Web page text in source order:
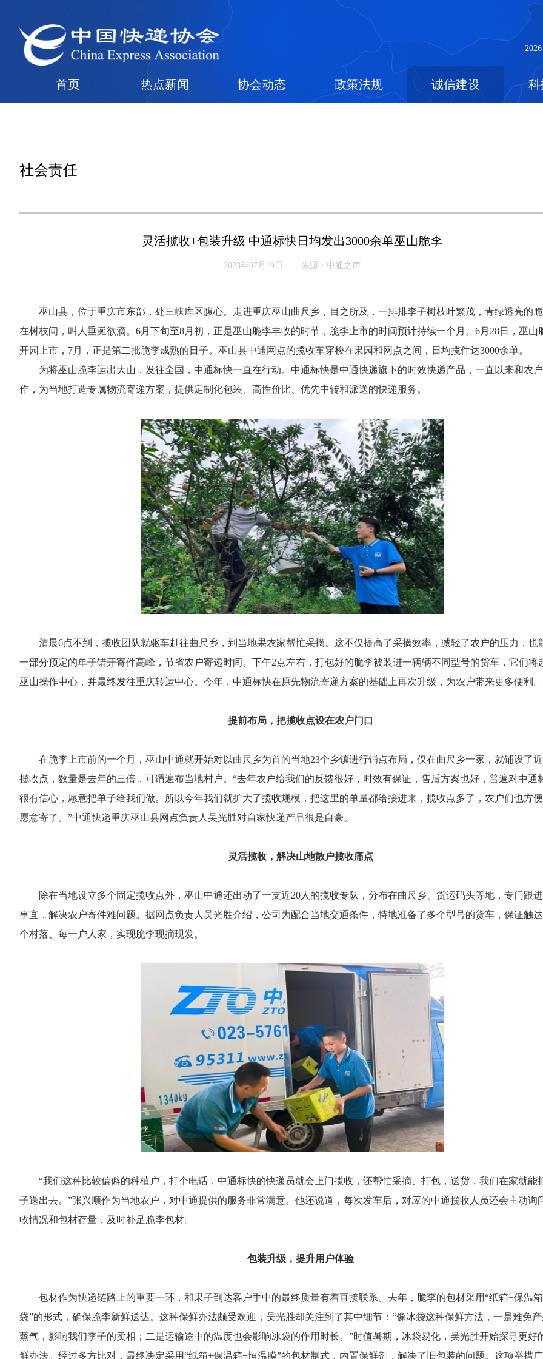
首页 热点新闻 协会动态 政策法规 诚信建设 科
社会责任
灵活揽收+包装升级 中通标快日均发出3000余单巫山脆李
2023年07月19日 来源：中通之声
巫山县，位于重庆市东部，处三峡库区腹心。走进重庆巫山曲尺乡，目之所及，一排排李子树枝叶繁茂，青绿透亮的
在树枝间，叫人垂涎欲滴。6月下旬至8月初，正是巫山脆李丰收的时节，脆李上市的时间预计持续一个月。6月28日，巫山
开园上市，7月，正是第二批脆李成熟的日子。巫山县中通网点的揽收车穿梭在果园和网点之间，日均揽件达3000余单。
为将巫山脆李运出大山，发往全国，中通标快一直在行动。中通标快是中通快递旗下的时效快递产品，一直以来和农
作，为当地打造专属物流寄递方案，提供定制化包装、高性价比、优先中转和派送的快递服务。
清晨6点不到，揽收团队就驱车赶往曲尺乡，到当地果农家帮忙采摘。这不仅提高了采摘效率，减轻了农户的压力，也
一部分预定的单子错开寄件高峰，节省农户寄递时间。下午2点左右，打包好的脆李被装进一辆辆不同型号的货车，它们将
巫山操作中心，并最终发往重庆转运中心。今年，中通标快在原先物流寄递方案的基础上再次升级，为农户带来更多便利。
提前布局，把揽收点设在农户门口
在脆李上市前的一个月，巫山中通就开始对以曲尺乡为首的当地23个乡镇进行铺点布局，仅在曲尺乡一家，就铺设了
揽收点，数量是去年的三倍，可谓遍布当地村户。“去年农户给我们的反馈很好，时效有保证，售后方案也好，普遍对中通
很有信心，愿意把单子给我们做。所以今年我们就扩大了揽收规模，把这里的单量都给接进来，揽收点多了，农户们也方
愿意寄了。”中通快递重庆巫山县网点负责人吴光胜对自家快递产品很是自豪。
灵活揽收，解决山地散户揽收痛点
除在当地设立多个固定揽收点外，巫山中通还出动了一支近20人的揽收专队，分布在曲尺乡、货运码头等地，专门跟
事宜，解决农户寄件难问题。据网点负责人吴光胜介绍，公司为配合当地交通条件，特地准备了多个型号的货车，保证触
个村落、每一户人家，实现脆李现摘现发。
“我们这种比较偏僻的种植户，打个电话，中通标快的快递员就会上门揽收，还帮忙采摘、打包，送货，我们在家就能
子送出去。”张兴顺作为当地农户，对中通提供的服务非常满意。他还说道，每次发车后，对应的中通揽收人员还会主动询
收情况和包材存量，及时补足脆李包材。
包装升级，提升用户体验
包材作为快递链路上的重要一环，和果子到达客户手中的最终质量有着直接联系。去年，脆李的包材采用“纸箱+保温
袋”的形式，确保脆李新鲜送达。这种保鲜办法颇受欢迎，吴光胜却关注到了其中细节：“像冰袋这种保鲜方法，一是难免
蒸气，影响我们李子的卖相；二是运输途中的温度也会影响冰袋的作用时长。”时值暑期，冰袋易化，吴光胜开始探寻更好
鲜办法。经过多方比对，最终决定采用“纸箱+保温箱+恒温膜”的包材制式，内置保鲜剂，解决了旧包装的问题。这项举措